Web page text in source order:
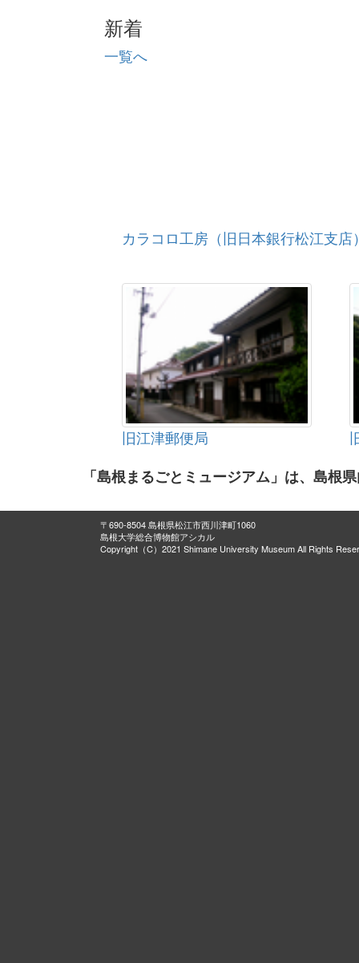
新着
一覧へ
カラコロ工房（旧日本銀行松江支店
旧江津郵便局
「島根まるごとミュージアム」は、島根
〒690-8504 島根県松江市西川津町1060
島根大学総合博物館アシカル
Copyright（C）2021 Shimane University Museum All Rights